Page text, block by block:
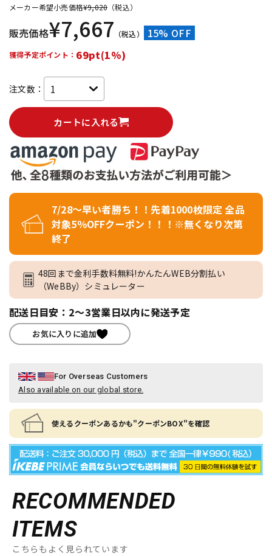
メーカー希望小売価格¥9,020 （税込）
販売価格¥7,667 （税込） 15% OFF
獲得予定ポイント： 69pt(1%)
注文数：
カートに入れる
7/28～早い者勝ち！！先着1000枚限定 全品
対象5％OFFクーポン！！！※無くなり次第
終了
48回まで金利手数料無料!かんたんWEB分割払い
（WeBBy）シミュレーター
配送日目安：2～3営業日以内に発送予定
お気に入りに追加
For Overseas Customers
Also available on our global store.
使えるクーポンあるかも"クーポンBOX"を確認
RECOMMENDED
ITEMS
こちらもよく見られています